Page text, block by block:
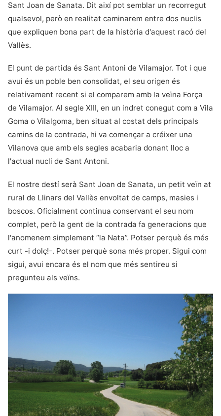
Sant Joan de Sanata. Dit així pot semblar un recorregut
qualsevol, però en realitat caminarem entre dos nuclis
que expliquen bona part de la història d'aquest racó del
Vallès.
El punt de partida és Sant Antoni de Vilamajor. Tot i que
avui és un poble ben consolidat, el seu origen és
relativament recent si el comparem amb la veïna Força
de Vilamajor. Al segle XIII, en un indret conegut com a Vila
Goma o Vilalgoma, ben situat al costat dels principals
camins de la contrada, hi va començar a créixer una
Vilanova que amb els segles acabaria donant lloc a
l'actual nucli de Sant Antoni.
El nostre destí serà Sant Joan de Sanata, un petit veïn at
rural de Llinars del Vallès envoltat de camps, masies i
boscos. Oficialment continua conservant el seu nom
complet, però la gent de la contrada fa generacions que
l'anomenem simplement “la Nata”. Potser perquè és més
curt -i dolç!-. Potser perquè sona més proper. Sigui com
sigui, avui encara és el nom que més sentireu si
pregunteu als veïns.